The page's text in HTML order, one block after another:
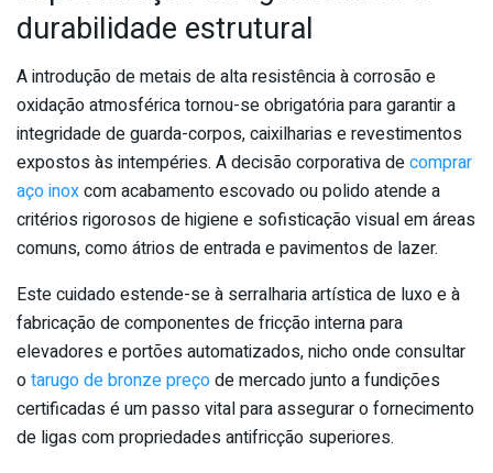
durabilidade estrutural
A introdução de metais de alta resistência à corrosão e
oxidação atmosférica tornou-se obrigatória para garantir a
integridade de guarda-corpos, caixilharias e revestimentos
expostos às intempéries. A decisão corporativa decomprar
aço inoxcom acabamento escovado ou polido atende a
critérios rigorosos de higiene e sofisticação visual em áreas
comuns, como átrios de entrada e pavimentos de lazer.
Este cuidado estende-se à serralharia artística de luxo e à
fabricação de componentes de fricção interna para
elevadores e portões automatizados, nicho onde consultar
otarugo de bronze preçode mercado junto a fundições
certificadas é um passo vital para assegurar o fornecimento
de ligas com propriedades antifricção superiores.